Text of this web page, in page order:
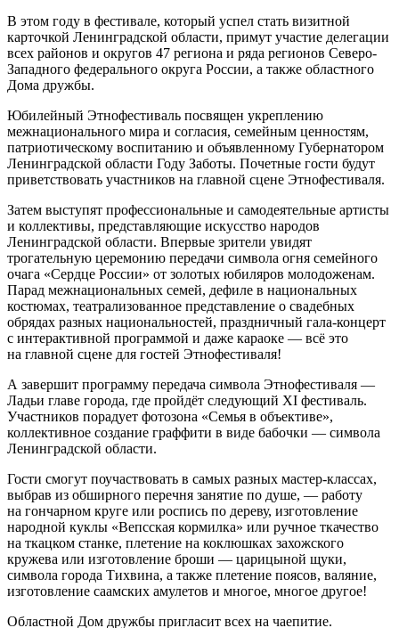
В этом году в фестивале, который успел стать визитной
карточкой Ленинградской области, примут участие делегации
всех районов и округов 47 региона и ряда регионов Северо-
Западного федерального округа России, а также областного
Дома дружбы.
Юбилейный Этнофестиваль посвящен укреплению
межнационального мира и согласия, семейным ценностям,
патриотическому воспитанию и объявленному Губернатором
Ленинградской области Году Заботы. Почетные гости будут
приветствовать участников на главной сцене Этнофестиваля.
Затем выступят профессиональные и самодеятельные артисты
и коллективы, представляющие искусство народов
Ленинградской области. Впервые зрители увидят
трогательную церемонию передачи символа огня семейного
очага «Сердце России» от золотых юбиляров молодоженам.
Парад межнациональных семей, дефиле в национальных
костюмах, театрализованное представление о свадебных
обрядах разных национальностей, праздничный гала-концерт
с интерактивной программой и даже караоке — всё это
на главной сцене для гостей Этнофестиваля!
А завершит программу передача символа Этнофестиваля —
Ладьи главе города, где пройдёт следующий XI фестиваль.
Участников порадует фотозона «Семья в объективе»,
коллективное создание граффити в виде бабочки — символа
Ленинградской области.
Гости смогут поучаствовать в самых разных мастер-классах,
выбрав из обширного перечня занятие по душе, — работу
на гончарном круге или роспись по дереву, изготовление
народной куклы «Вепсская кормилка» или ручное ткачество
на ткацком станке, плетение на коклюшках захожского
кружева или изготовление броши — царицыной щуки,
символа города Тихвина, а также плетение поясов, валяние,
изготовление саамских амулетов и многое, многое другое!
Областной Дом дружбы пригласит всех на чаепитие.